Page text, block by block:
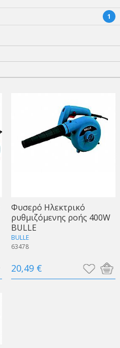
1
Φυσερό Ηλεκτρικό
ρυθμιζόμενης ροής 400W
BULLE
BULLE
63478
20,49 €